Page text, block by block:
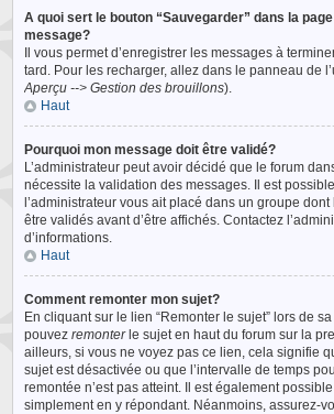
A quoi sert le bouton “Sauvegarder” dans la
message?
Il vous permet d’enregistrer les messages à
tard. Pour les recharger, allez dans le panneau de
Aperçu --> Gestion des brouillons).
Haut
Pourquoi mon message doit être validé?
L’administrateur peut avoir décidé que le forum
nécessite la validation des messages. Il est
l’administrateur vous ait placé dans un groupe
être validés avant d’être affichés. Contactez
d’informations.
Haut
Comment remonter mon sujet?
En cliquant sur le lien “Remonter le sujet” lors de
pouvezremonterle sujet en haut du forum sur la
ailleurs, si vous ne voyez pas ce lien, cela signifie
sujet est désactivée ou que l’intervalle de temps
remontée n’est pas atteint. Il est également
simplement en y répondant. Néanmoins, assurez-